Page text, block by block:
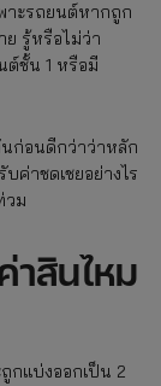
าะรถยนต์หากถูก
รู้หรือไม่ว่า
ต์ชั้น 1 หรือมี
ก่อนดีกว่าว่าหลัก
ค่าชดเชยอย่างไร
วม
สินไหม
แบ่งออกเป็น 2